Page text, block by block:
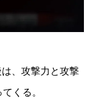
、攻撃力と攻撃
くる。